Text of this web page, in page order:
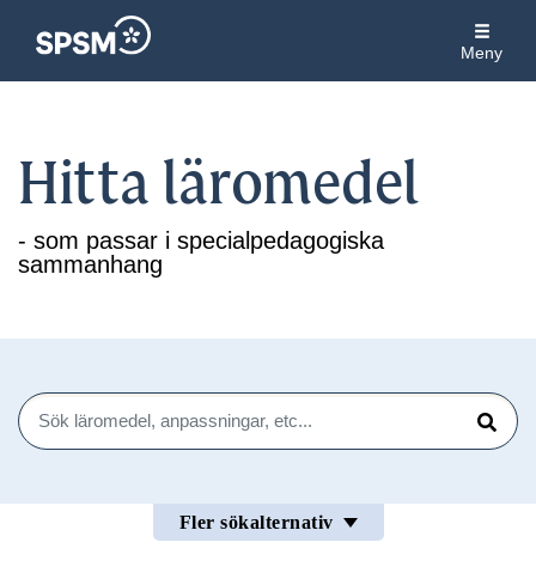
Meny
Hitta läromedel
- som passar i specialpedagogiska
sammanhang
Sök
Sök
Fler sökalternativ